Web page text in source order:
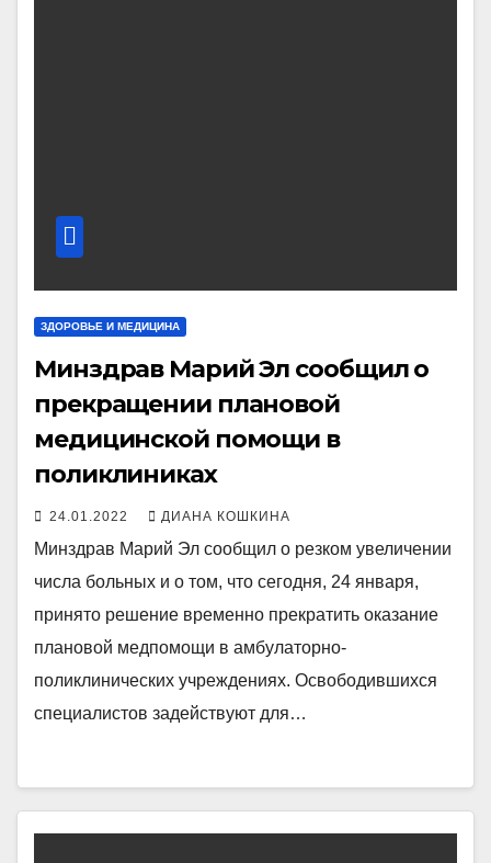
ЗДОРОВЬЕ И МЕДИЦИНА
Минздрав Марий Эл сообщил о
прекращении плановой
медицинской помощи в
поликлиниках
24.01.2022 ДИАНА КОШКИНА
Минздрав Марий Эл сообщил о резком увеличении
числа больных и о том, что сегодня, 24 января,
принято решение временно прекратить оказание
плановой медпомощи в амбулаторно-
поликлинических учреждениях. Освободившихся
специалистов задействуют для…